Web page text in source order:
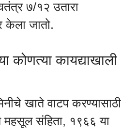
७/१२ उतारा
केला जातो.
कोणत्या कायद्याखाली
खाते वाटप करण्यासाठी
महसूल संहिता, १९६६ या